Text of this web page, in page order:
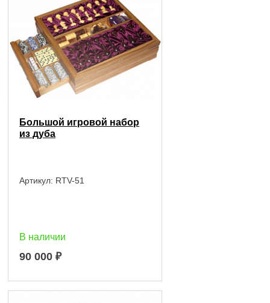
Большой игровой набор
из дуба
Артикул: RTV-51
В наличии
90 000 ₽